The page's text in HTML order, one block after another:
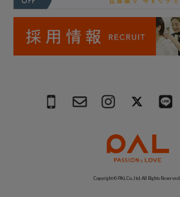
Copyright © PAL Co.,ltd. All Rights Reserved.